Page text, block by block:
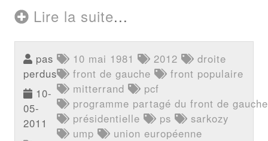
Lire la suite...
pas
perdus
10-
05-
2011
10 mai 1981 2012
droite
front de gauche
front populaire
mitterrand
pcf
programme partagé du front de gauche
présidentielle
ps
sarkozy
ump
union européenne